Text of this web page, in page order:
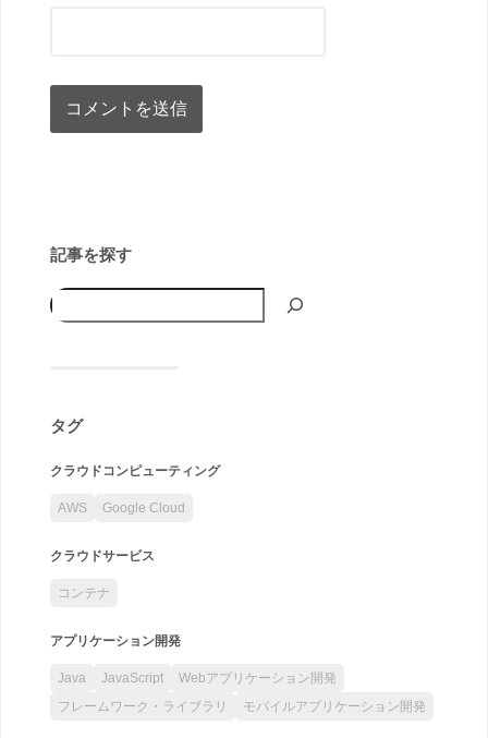
記事を探す
タグ
クラウドコンピューティング
AWS Google Cloud
クラウドサービス
コンテナ
アプリケーション開発
Java JavaScript
Webアプリケーション開発
フレームワーク・ライブラリ
モバイルアプリケーション開発